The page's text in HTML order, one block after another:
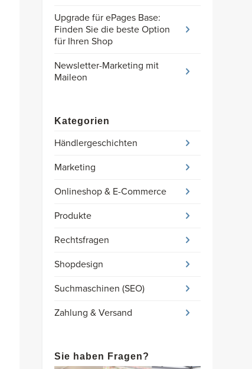
Upgrade für ePages Base:
Finden Sie die beste Option
für Ihren Shop
Newsletter-Marketing mit
Maileon
Kategorien
Händlergeschichten
Marketing
Onlineshop & E-Commerce
Produkte
Rechtsfragen
Shopdesign
Suchmaschinen (SEO)
Zahlung & Versand
Sie haben Fragen?